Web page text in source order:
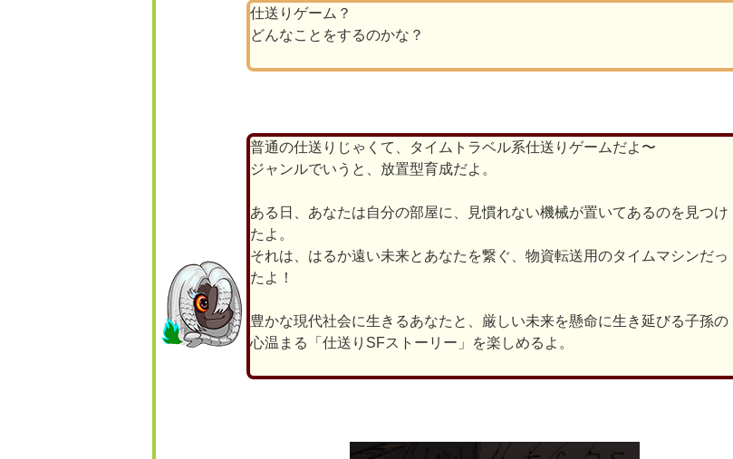
仕送りゲーム？
どんなことをするのかな？
普通の仕送りじゃくて、タイムトラベル系仕送りゲームだよ〜
ジャンルでいうと、放置型育成だよ。
ある日、あなたは自分の部屋に、見慣れない機械が置いてあるのを見つけ
たよ。
それは、はるか遠い未来とあなたを繋ぐ、物資転送用のタイムマシンだっ
たよ！
豊かな現代社会に生きるあなたと、厳しい未来を懸命に生き延びる子孫の
心温まる「仕送りSFストーリー」を楽しめるよ。